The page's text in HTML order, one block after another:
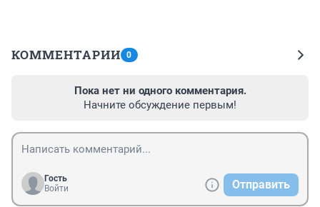
КОММЕНТАРИИ 0
Пока нет ни одного комментария.
Начните обсуждение первым!
Гость
Войти
Отправить